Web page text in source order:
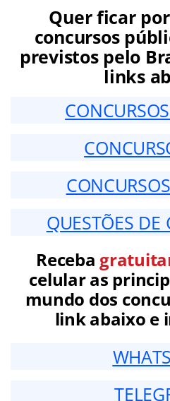
Quer ficar
concursos
previstos pelo
links
QUESTÕES DE
Receba
celular as
mundo dos
link abaixo e